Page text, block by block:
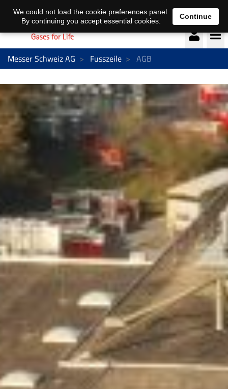
Deutsch français
Messer Schweiz AG Fusszeile AGB
We could not load the cookie preferences panel.
By continuing you accept essential cookies.
Continue